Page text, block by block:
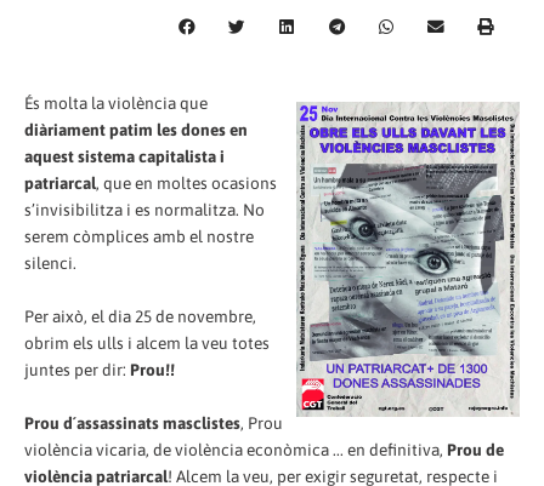
És molta la violència que
diàriament patim les dones en
aquest sistema capitalista i
patriarcal, que en moltes ocasions
s’invisibilitza i es normalitza. No
serem còmplices amb el nostre
silenci.
Per això, el dia 25 de novembre,
obrim els ulls i alcem la veu totes
juntes per dir: Prou!!
Prou d´assassinats masclistes, Prou
violència vicaria, de violència econòmica ... en definitiva, Prou de
violència patriarcal! Alcem la veu, per exigir seguretat, respecte i